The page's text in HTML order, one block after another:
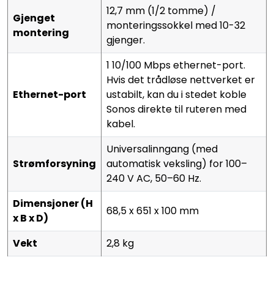
Gjenget
montering
12,7 mm (1/2 tomme) /
monteringssokkel med 10-32
gjenger.
Ethernet-port
1 10/100 Mbps ethernet-port.
Hvis det trådløse nettverket er
ustabilt, kan du i stedet koble
Sonos direkte til ruteren med
kabel.
Strømforsyning
Universalinngang (med
automatisk veksling) for 100–
240 V AC, 50–60 Hz.
Dimensjoner (H
x B x D)
68,5 x 651 x 100 mm
Vekt 2,8 kg